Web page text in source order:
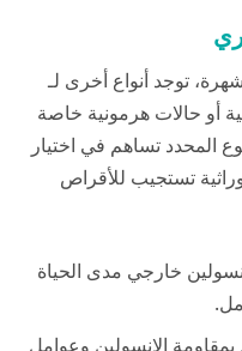
توجد أنواع أخرى لـ
أو حالات هرمونية خاصة
المحدد تساهم في اختيار
تستجيب للأقراص
خارجي مدى الحياة
بمقاومة الإنسولين وعوامل